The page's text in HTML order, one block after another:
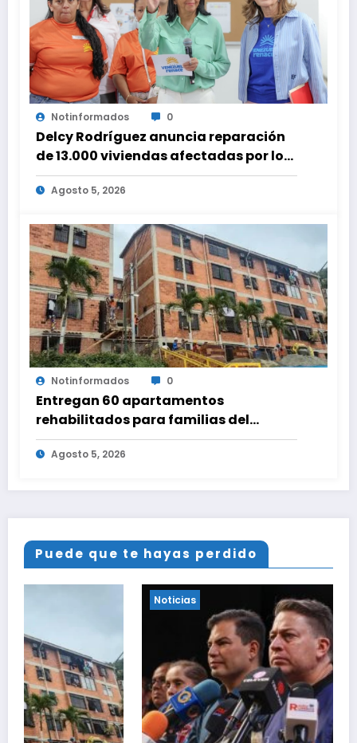
Notinformados 0
Delcy Rodríguez anuncia reparación
de 13.000 viviendas afectadas por los
terremotos
Agosto 5, 2026
Notinformados 0
Entregan 60 apartamentos
rehabilitados para familias del
urbanismo Ana Victoria en La Guaira
Agosto 5, 2026
Puede que te hayas perdido